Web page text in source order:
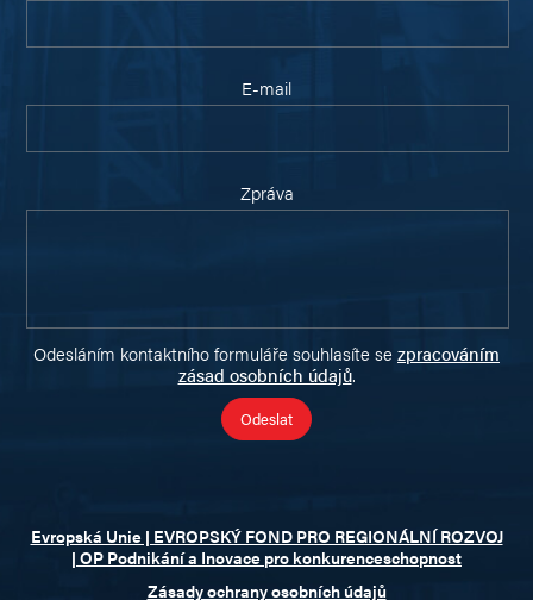
E-mail
Zpráva
Odesláním kontaktního formuláře souhlasíte se zpracováním
zásad osobních údajů.
Evropská Unie | EVROPSKÝ FOND PRO REGIONÁLNÍ ROZVOJ
| OP Podnikání a Inovace pro konkurenceschopnost
Zásady ochrany osobních údajů